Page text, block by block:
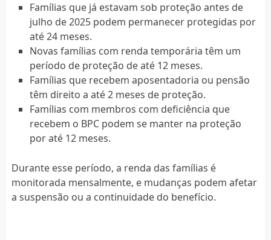
Famílias que já estavam sob proteção antes de
julho de 2025 podem permanecer protegidas por
até 24 meses.
Novas famílias com renda temporária têm um
período de proteção de até 12 meses.
Famílias que recebem aposentadoria ou pensão
têm direito a até 2 meses de proteção.
Famílias com membros com deficiência que
recebem o BPC podem se manter na proteção
por até 12 meses.
Durante esse período, a renda das famílias é
monitorada mensalmente, e mudanças podem afetar
a suspensão ou a continuidade do benefício.